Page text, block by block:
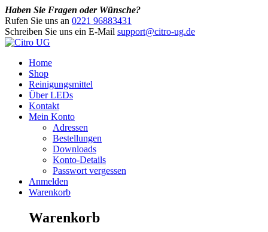
Haben Sie Fragen oder Wünsche?
Rufen Sie uns an 0221 96883431
Schreiben Sie uns ein E-Mail support@citro-ug.de
Home
Shop
Reinigungsmittel
Über LEDs
Kontakt
Mein Konto
Adressen
Bestellungen
Downloads
Konto-Details
Passwort vergessen
Anmelden
Warenkorb
Warenkorb